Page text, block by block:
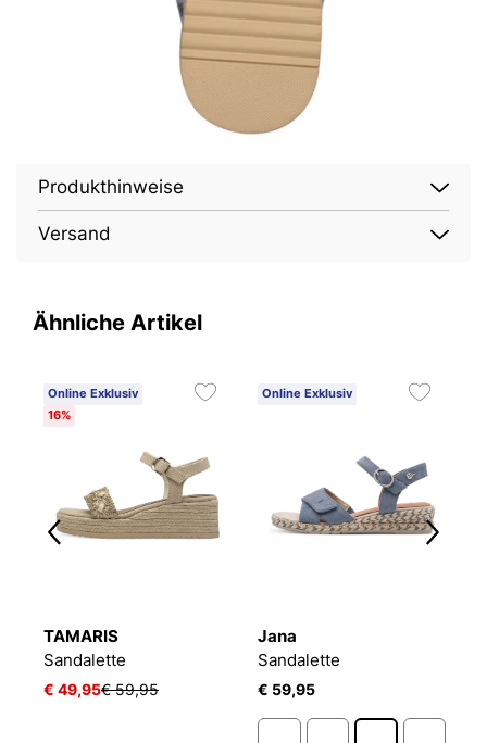
Produkthinweise
Versand
Ähnliche Artikel
Online Exklusiv
16%
TAMARIS
Sandalette
€ 49,95€ 59,95
Online Exklusiv
Jana
Sandalette
€ 59,95